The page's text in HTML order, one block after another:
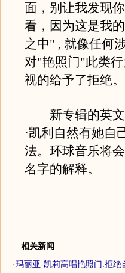
面，别让我发现
看，因为这是我
之中" , 就像任何
对"艳照门"此类行
视的给予了拒绝。
新专辑的英文
·凯利自然有她自
法。环球音乐将
名字的解释。
相关新闻
·玛丽亚-凯莉高唱艳照门:拒绝